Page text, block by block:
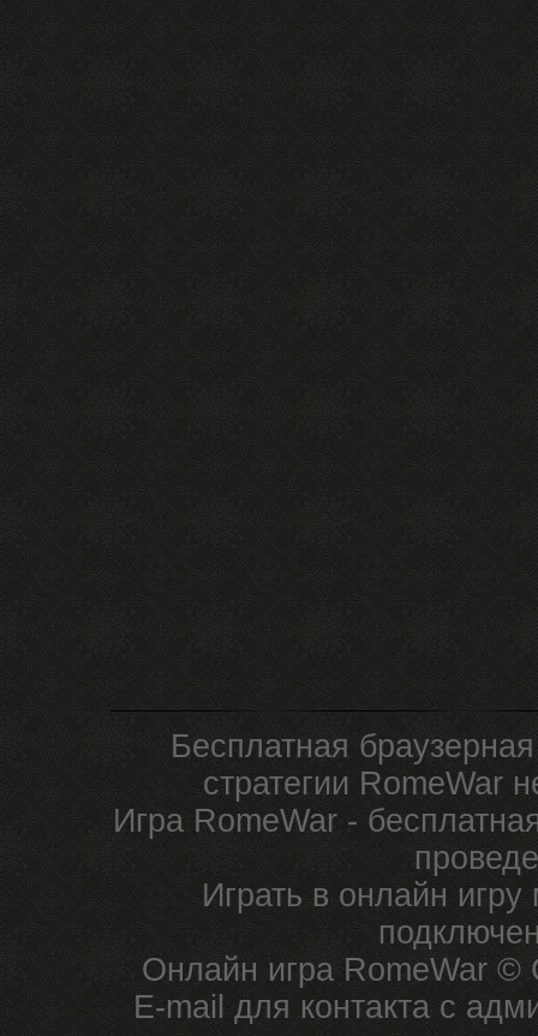
Бесплатная
стратегии RomeWar
Игра RomeWar -
Играть в онлайн
Онлайн игра RomeWar ©
E-mail для контакта с